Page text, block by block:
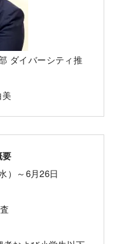
ダイバーシティ推
）～6月26日
査